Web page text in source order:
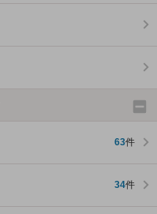
63件
34件